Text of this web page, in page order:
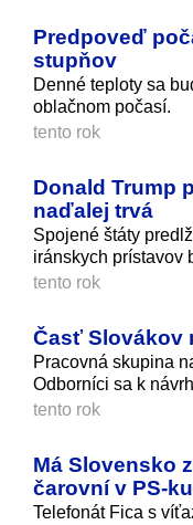
Predpoveď
stupňov
Denné teploty sa
oblačnom počasí.
tento rok
Donald Trump
naďalej trvá
Spojené štáty
iránskych prístavov
tento rok
Časť Slovákov
Pracovná skupina
Odborníci sa k
tento rok
Má Slovensko
čarovní v PS-
Telefonát Fica s